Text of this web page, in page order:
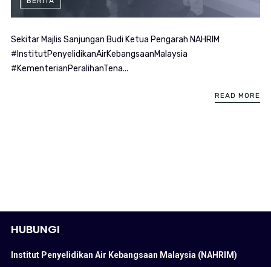
Sekitar Majlis Sanjungan Budi Ketua Pengarah NAHRIM
#InstitutPenyelidikanAirKebangsaanMalaysia
#KementerianPeralihanTena...
READ MORE
HUBUNGI
Institut Penyelidikan Air Kebangsaan Malaysia (NAHRIM)